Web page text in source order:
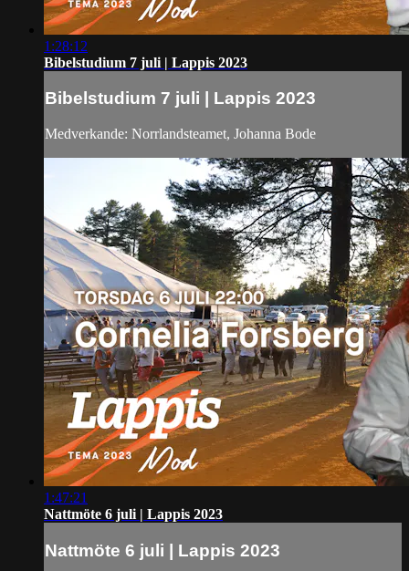
1:28:12
Bibelstudium 7 juli | Lappis 2023
Bibelstudium 7 juli | Lappis 2023
Medverkande: Norrlandsteamet, Johanna Bode
1:47:21
Nattmöte 6 juli | Lappis 2023
Nattmöte 6 juli | Lappis 2023